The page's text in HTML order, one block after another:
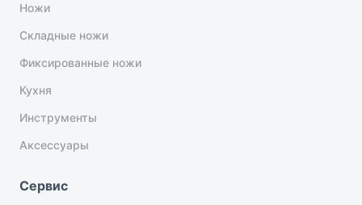
Ножи
Складные ножи
Фиксированные ножи
Кухня
Инструменты
Аксессуары
Сервис